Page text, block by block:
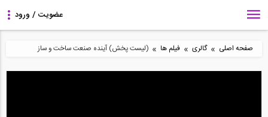
صفحه اصلی » گالری » فیلم ها » (لیست پخش) آینده صنعت ساخت و ساز